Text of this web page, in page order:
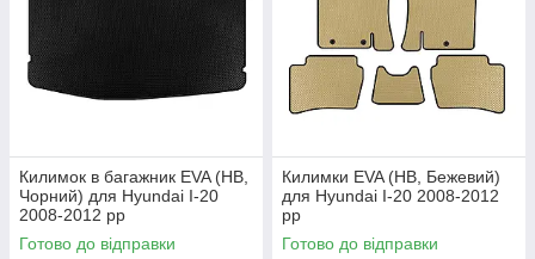
Килимок в багажник EVA (HB,
Чорний) для Hyundai I-20
2008-2012 рр
Готово до відправки
Килимки EVA (HB, Бежевий)
для Hyundai I-20 2008-2012
рр
Готово до відправки